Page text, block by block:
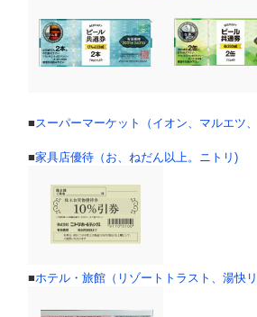
■ スーパーマーケット（イオン、マルエツ
■家具店優待（お、ねだん以上。ニトリ)
■ホテル・旅館（リゾートトラスト、湯快